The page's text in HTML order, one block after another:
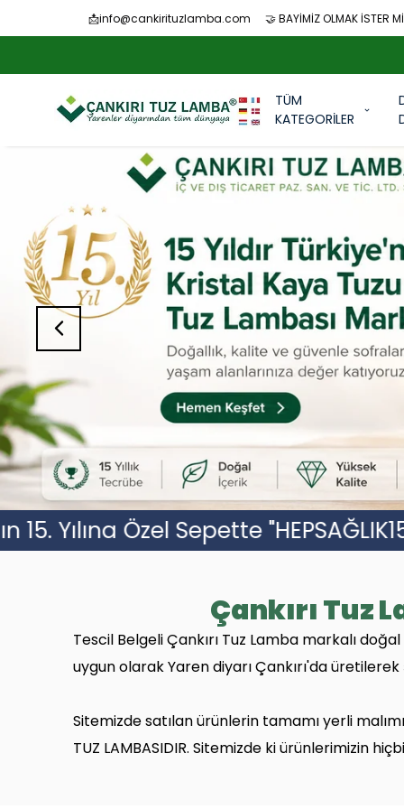
📩info@cankirituzlamba.com 🤝 BAYİMİZ OLMAK İSTER
TÜM
KATEGORİLER
Koduyla %15 İndirim
Çankırı Tuz
Tescil Belgeli Çankırı Tuz Lamba markalıdoğal
uygun olarak Yaren diyarı Çankırı'da
Sitemizde satılan ürünlerin tamamı yerli
TUZ LAMBASIDIR. Sitemizde ki ürünlerimizin